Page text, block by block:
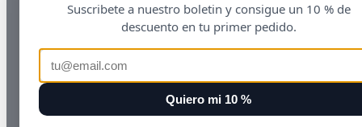
Suscribete a nuestro boletin y consigue un 10 % de
descuento en tu primer pedido.
Quiero mi 10 %